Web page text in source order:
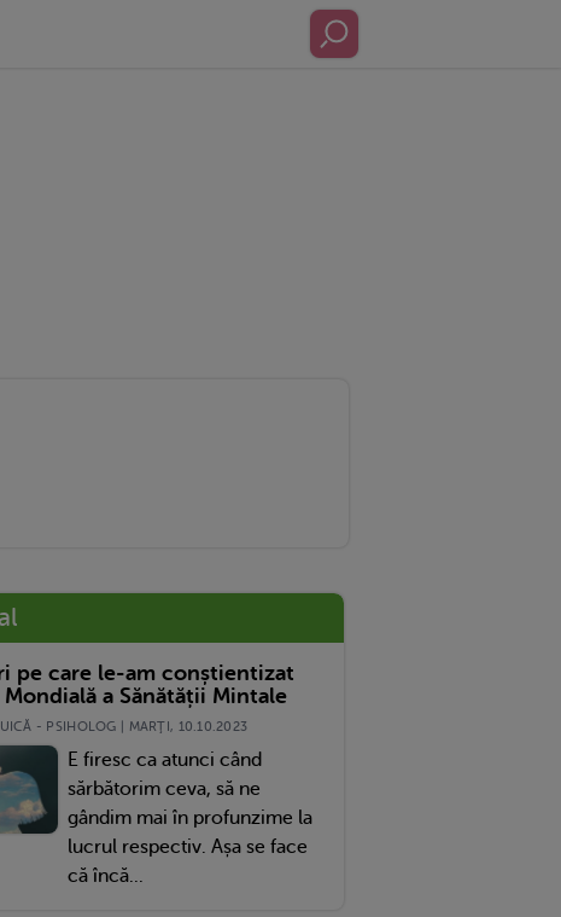
Ta Dezamăgire
pe care le-am conștientizat
a Sănătății Mintale
- PSIHOLOG | MARŢI, 10.10.2023
E firesc ca atunci când
sărbătorim ceva, să ne
gândim mai în profunzime la
lucrul respectiv. Așa se face
că încă...